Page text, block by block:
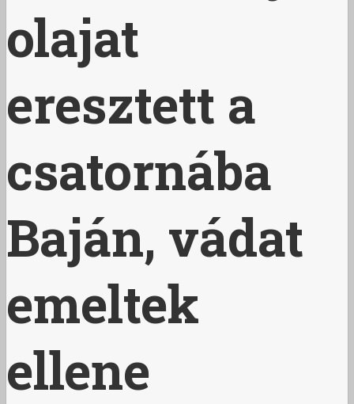
olajat
eresztett a
csatornába
Baján, vádat
emeltek
ellene